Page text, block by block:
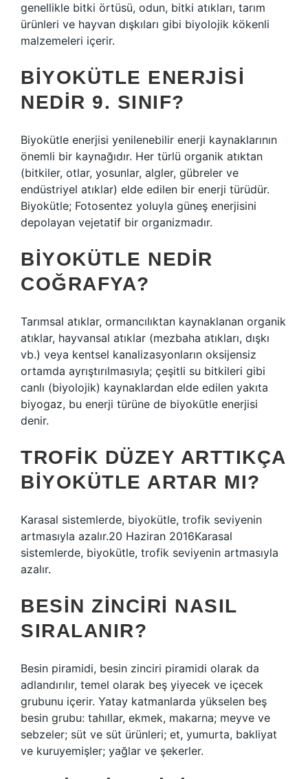
genellikle bitki örtüsü, odun, bitki atıkları, tarım
ürünleri ve hayvan dışkıları gibi biyolojik kökenli
malzemeleri içerir.
BIYOKÜTLE ENERJISI
NEDIR 9. SINIF?
Biyokütle enerjisi yenilenebilir enerji kaynaklarının
önemli bir kaynağıdır. Her türlü organik atıktan
(bitkiler, otlar, yosunlar, algler, gübreler ve
endüstriyel atıklar) elde edilen bir enerji türüdür.
Biyokütle; Fotosentez yoluyla güneş enerjisini
depolayan vejetatif bir organizmadır.
BIYOKÜTLE NEDIR
COĞRAFYA?
Tarımsal atıklar, ormancılıktan kaynaklanan organik
atıklar, hayvansal atıklar (mezbaha atıkları, dışkı
vb.) veya kentsel kanalizasyonların oksijensiz
ortamda ayrıştırılmasıyla; çeşitli su bitkileri gibi
canlı (biyolojik) kaynaklardan elde edilen yakıta
biyogaz, bu enerji türüne de biyokütle enerjisi
denir.
TROFIK DÜZEY ARTTIKÇA
BIYOKÜTLE ARTAR MI?
Karasal sistemlerde, biyokütle, trofik seviyenin
artmasıyla azalır.20 Haziran 2016Karasal
sistemlerde, biyokütle, trofik seviyenin artmasıyla
azalır.
BESIN ZINCIRI NASIL
SIRALANIR?
Besin piramidi, besin zinciri piramidi olarak da
adlandırılır, temel olarak beş yiyecek ve içecek
grubunu içerir. Yatay katmanlarda yükselen beş
besin grubu: tahıllar, ekmek, makarna; meyve ve
sebzeler; süt ve süt ürünleri; et, yumurta, bakliyat
ve kuruyemişler; yağlar ve şekerler.